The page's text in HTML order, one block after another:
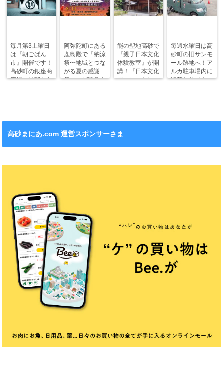
毎月第3土曜日
は『朝ごぱん
市』開催です！
高砂町の銀座商
店街には朝から
阿弥陀町にある
鹿島殿で『納涼
祭〜地域とつな
がる夏の感謝
祭〜』が開催さ
能の聖地高砂で
『親子日本文化
体験教室』が開
講！『日本文化
デモンストレー
毎週水曜日は高
砂町の旧サンモ
ール跡地へ！ア
ルカ駐車場内に
週替わりでキッ
高砂まにあ.com 運営スポンサーさま